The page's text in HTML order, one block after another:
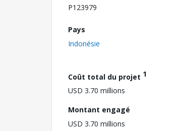
P123979
Pays
Indonésie
Coût total du projet 1
USD 3.70 millions
Montant engagé
USD 3.70 millions